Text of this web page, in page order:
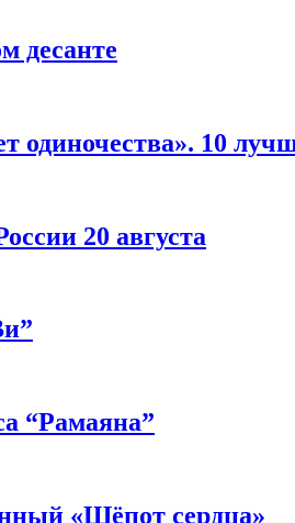
десанте
10
20 августа
“Рамаяна”
«Шёпот сердца»